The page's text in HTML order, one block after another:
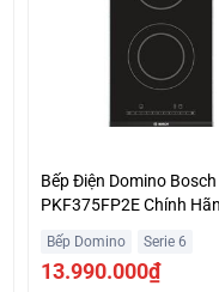
Bếp Điện Domino Bosch
PKF375FP2E Chính
Bếp Domino Serie 6
13.990.000₫